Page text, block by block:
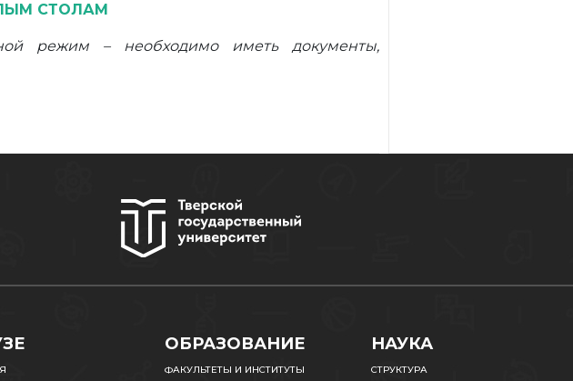
СТОЛАМ
режим – необходимо иметь документы,
ОБРАЗОВАНИЕ
ФАКУЛЬТЕТЫ И ИНСТИТУТЫ
НАУКА
СТРУКТУРА